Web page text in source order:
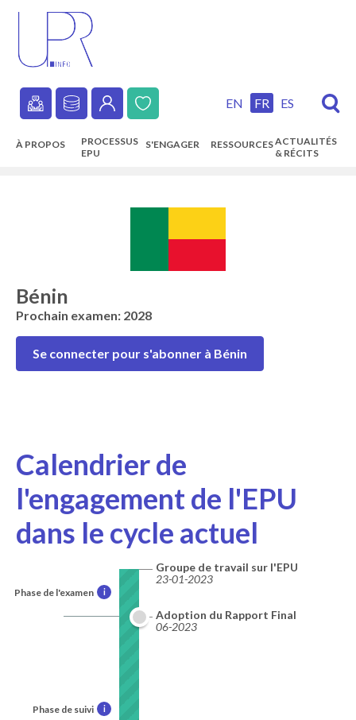
content
Secondary
navigation
EN FR ES
À PROPOS
PROCESSUS
EPU
S'ENGAGER RESSOURCESACTUALITÉS
& RÉCITS
Bénin
Prochain examen: 2028
Se connecter pour s'abonner à Bénin
Calendrier de
l'engagement de l'EPU
dans le cycle actuel
Phase de l'examen i
Phase de suivi i
Groupe de travail sur l'EPU
23-01-2023
Adoption du Rapport Final
06-2023